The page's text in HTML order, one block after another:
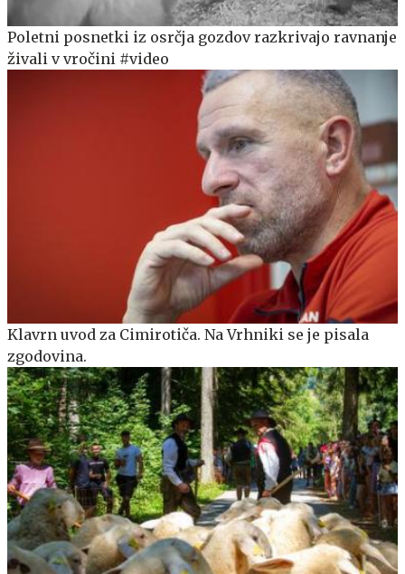
Poletni posnetki iz osrčja gozdov razkrivajo ravnanje
živali v vročini #video
Klavrn uvod za Cimirotiča. Na Vrhniki se je pisala
zgodovina.